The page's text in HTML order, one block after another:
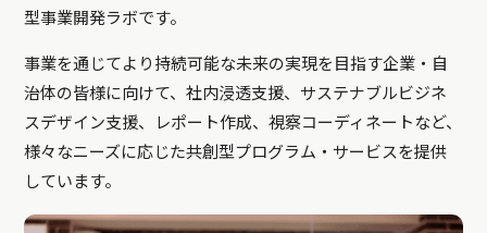
型事業開発ラボです。
事業を通じてより持続可能な未来の実現を目指す企業・自
治体の皆様に向けて、社内浸透支援、サステナブルビジネ
スデザイン支援、レポート作成、視察コーディネートなど、
様々なニーズに応じた共創型プログラム・サービスを提供
しています。